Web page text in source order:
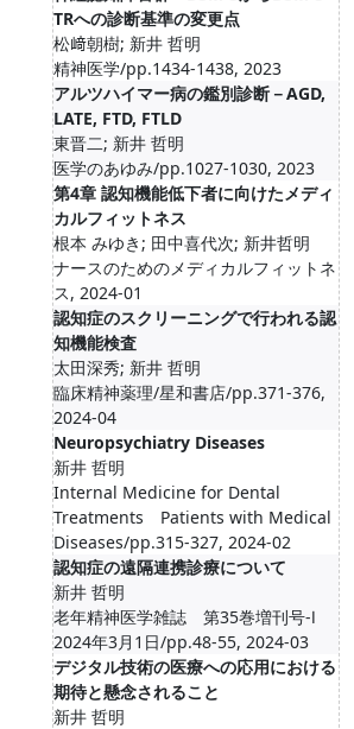
TRへの診断基準の変更点
松﨑朝樹; 新井 哲明
精神医学/pp.1434-1438, 2023
アルツハイマー病の鑑別診断－AGD,
LATE, FTD, FTLD
東晋二; 新井 哲明
医学のあゆみ/pp.1027-1030, 2023
第4章 認知機能低下者に向けたメディ
カルフィットネス
根本 みゆき; 田中喜代次; 新井哲明
ナースのためのメディカルフィットネ
ス, 2024-01
認知症のスクリーニングで行われる認
知機能検査
太田深秀; 新井 哲明
臨床精神薬理/星和書店/pp.371-376,
2024-04
Neuropsychiatry Diseases
新井 哲明
Internal Medicine for Dental
Treatments Patients with Medical
Diseases/pp.315-327, 2024-02
認知症の遠隔連携診療について
新井 哲明
老年精神医学雑誌 第35巻増刊号-Ⅰ
2024年3月1日/pp.48-55, 2024-03
デジタル技術の医療への応用における
期待と懸念されること
新井 哲明